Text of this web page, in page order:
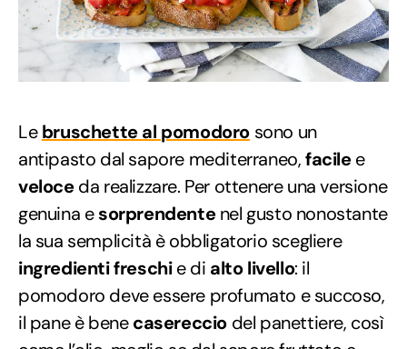
Lebruschette al pomodoro sono un
antipasto dal sapore mediterraneo,facilee
veloceda realizzare. Per ottenere una versione
genuina esorprendentenel gusto nonostante
la sua semplicità è obbligatorio scegliere
ingredienti freschie di alto livello: il
pomodoro deve essere profumato e succoso,
il pane è benecasereccio del panettiere, così